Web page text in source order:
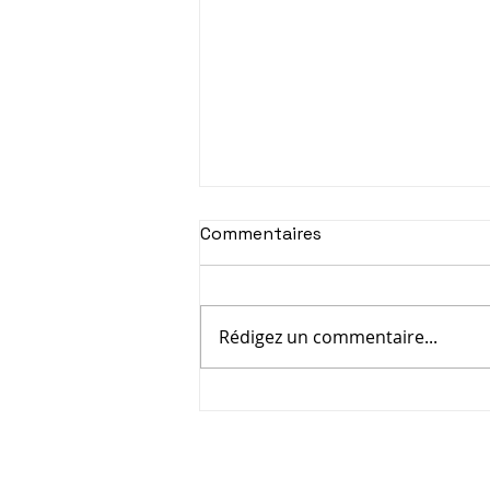
Commentaires
Rédigez un commentaire...